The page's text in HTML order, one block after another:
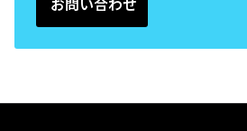
お問い合わせ
(Opens in a new tab)